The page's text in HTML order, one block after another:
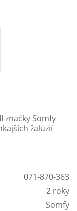
značky Somfy
žalúzií
071-870-363
2 roky
Somfy